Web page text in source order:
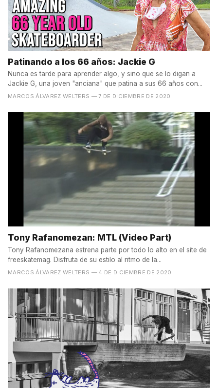
Patinando a los 66 años: Jackie G
Nunca es tarde para aprender algo, y sino que se lo digan a
Jackie G, una joven "anciana" que patina a sus 66 años con...
MARCOS ÁLVAREZ WELTERS — 7 DE DICIEMBRE DE 2020
Tony Rafanomezan: MTL (Video Part)
Tony Rafanomezana estrena parte por todo lo alto en el site de
freeskatemag. Disfruta de su estilo al ritmo de la...
MARCOS ÁLVAREZ WELTERS — 4 DE DICIEMBRE DE 2020